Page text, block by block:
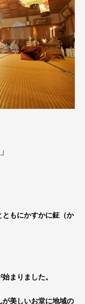
もにかすかに鉦（か
まりました。
美しいお堂に地域の